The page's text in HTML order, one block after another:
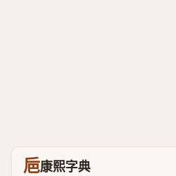
巵康熙字典